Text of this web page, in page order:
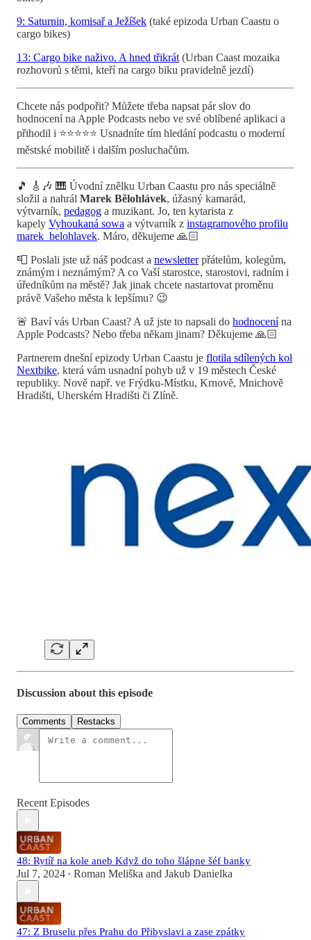
9: Saturnin, komisař a Ježíšek (také epizoda Urban Caastu o
cargo bikes)
13: Cargo bike naživo. A hned třikrát (Urban Caast mozaika
rozhovorů s těmi, kteří na cargo biku pravidelně jezdí)
Chcete nás podpořit? Můžete třeba napsat pár slov do
hodnocení na Apple Podcasts nebo ve své oblíbené aplikaci a
přihodil i ⭐️⭐️⭐️⭐️⭐️ Usnadníte tím hledání podcastu o moderní
městské mobilitě i dalším posluchačům.
🎵 🎸🎶 🎹 Úvodní znělku Urban Caastu pro nás speciálně
složil a nahrál Marek Bělohlávek, úžasný kamarád,
výtvarník, pedagog a muzikant. Jo, ten kytarista z
kapely Vyhoukaná sowa a výtvarník z instagramového profilu
marek_belohlavek. Máro, děkujeme 🙏🏻
📮 Poslali jste už náš podcast a newsletterpřátelům, kolegům,
známým i neznámým? A co Vaší starostce, starostovi, radním i
úředníkům na městě? Jak jinak chcete nastartovat proměnu
právě Vašeho města k lepšímu? 😉
🚨 Baví vás Urban Caast? A už jste to napsali do hodnocenína
Apple Podcasts? Nebo třeba někam jinam? Děkujeme 🙏🏻
Partnerem dnešní epizody Urban Caastu je flotila sdílených kol
Nextbike, která vám usnadní pohyb už v 19 městech České
republiky. Nově např. ve Frýdku-Místku, Krnově, Mnichově
Hradišti, Uherském Hradišti či Zlíně.
Discussion about this episode
Comments Restacks
Recent Episodes
48: Rytíř na kole aneb Když do toho šlápne šéf banky
Jul 7, 2024 • Roman Meliška and Jakub Danielka
47: Z Bruselu přes Prahu do Přibyslavi a zase zpátky